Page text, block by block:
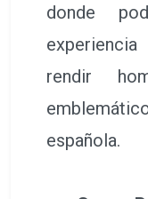
donde
rendir
española.